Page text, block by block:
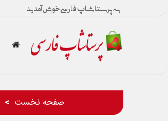
به پرستاشاپ فارسی خوش آمدید
صفحه نخست